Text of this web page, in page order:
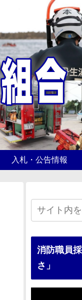
入札・公告情報
消防職員
さ」